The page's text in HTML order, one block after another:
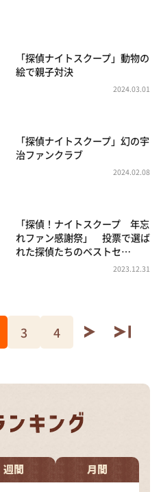
「探偵ナイトスクープ」動物の
絵で親子対決
2024.03.01
「探偵ナイトスクープ」幻の宇
治ファンクラブ
2024.02.08
「探偵！ナイトスクープ 年忘
れファン感謝祭」 投票で選ば
れた探偵たちのベストセ…
2023.12.31
3 4
週間 月間